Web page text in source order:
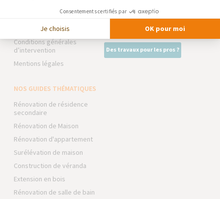
Devenir franchisé
Foire aux Questions
Conditions générales
d’intervention
Mentions légales
Expert Bricolage
Intégrer notre réseau
Des travaux pour les pros ?
NOS GUIDES THÉMATIQUES
Rénovation de résidence
secondaire
Rénovation de Maison
Rénovation d'appartement
Surélévation de maison
Construction de véranda
Extension en bois
Rénovation de salle de bain
Consentements certifiés par
Je choisis OK pour moi